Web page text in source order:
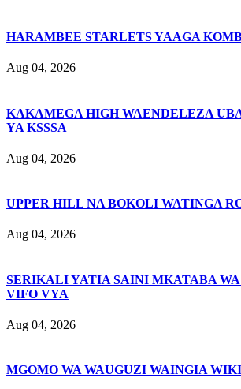
HARAMBEE STARLETS YAAGA
Aug 04, 2026
KAKAMEGA HIGH WAENDELEZA
YA KSSSA
Aug 04, 2026
UPPER HILL NA BOKOLI WATINGA
Aug 04, 2026
SERIKALI YATIA SAINI MKATABA
VIFO VYA
Aug 04, 2026
MGOMO WA WAUGUZI WAINGIA